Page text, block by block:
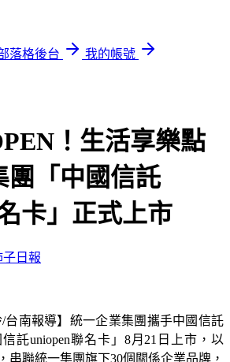
落格後台
我的帳號
！生活享樂點
團「中國信託
卡」正式上市
子日報
/台南報導】統一企業集團攜手中國信託
信託uniopen聯名卡」 8月 21 日上市，以
串聯統一集團旗下30個關係企業品牌，